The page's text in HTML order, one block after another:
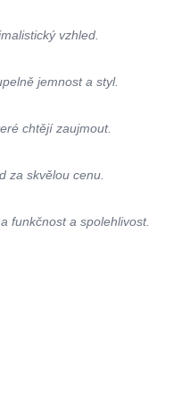
vzhled.
jemnost a styl.
chtějí zaujmout.
za skvělou cenu.
funkčnost a spolehlivost.